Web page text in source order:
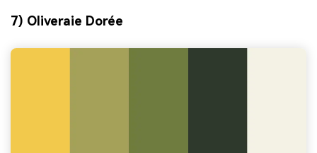
7) Oliveraie Dorée